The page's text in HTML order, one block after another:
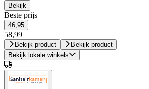
Bekijk
Beste prijs
46,95
58,99
Bekijk product
Bekijk product
Bekijk lokale winkels